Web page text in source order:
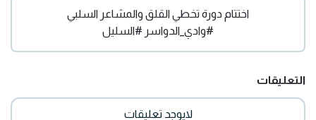
اختتام دورة تخطي القلق والمشاعر السلبي
#السليل #وادي_الدواسر
التعليقات
لايوجد تعليقات